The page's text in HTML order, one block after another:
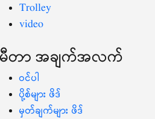
Trolley
video
မီတာ အချက်အလက်
ဝင်ပါ
ပို့စ်များ ဖိဒ်
မှတ်ချက်များ ဖိဒ်